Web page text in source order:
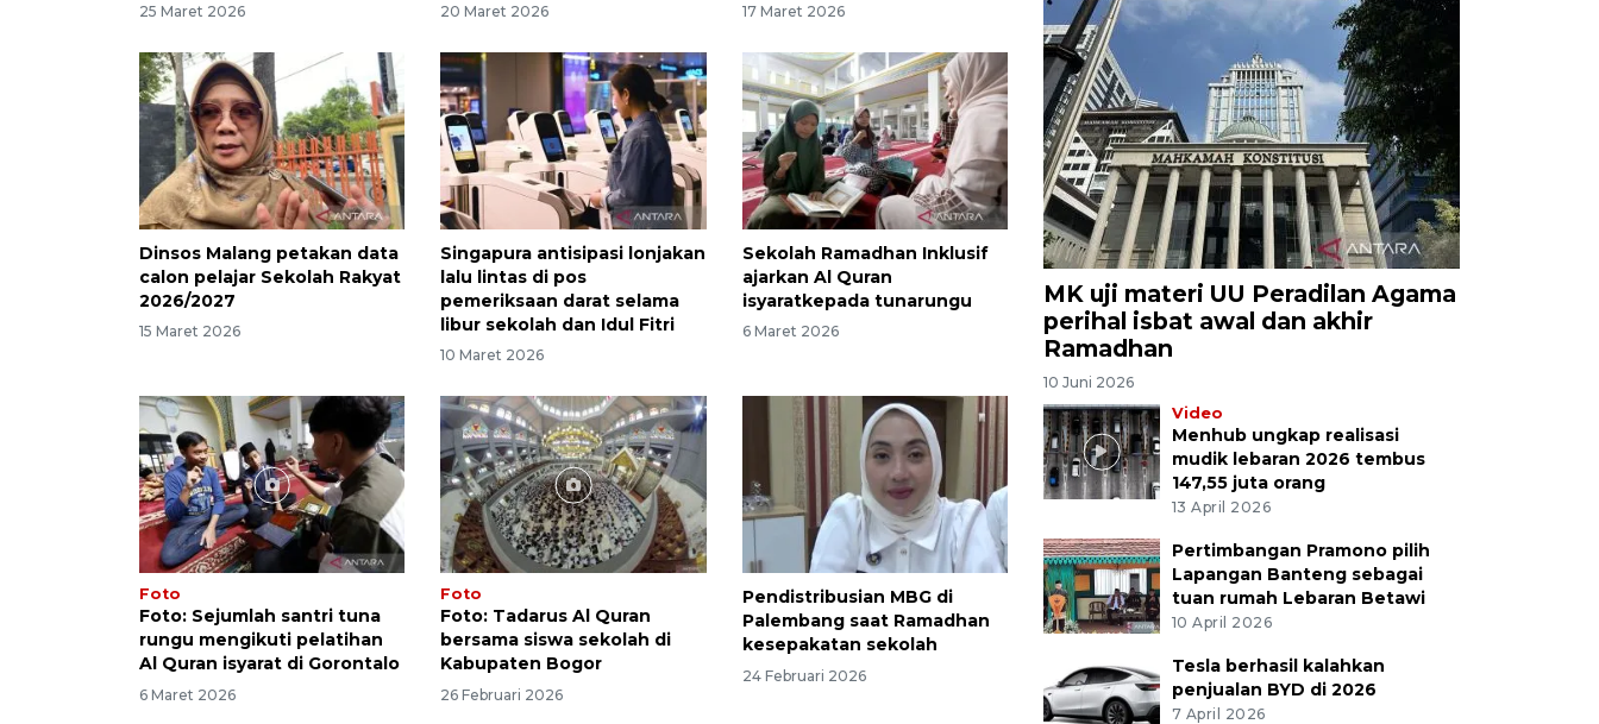
25 Maret 2026 20 Maret 2026 17 Maret 2026
Dinsos Malang petakan data
calon pelajar Sekolah Rakyat
2026/2027
15 Maret 2026
Singapura antisipasi lonjakan
lalu lintas di pos
pemeriksaan darat selama
libur sekolah dan Idul Fitri
10 Maret 2026
Sekolah Ramadhan Inklusif
ajarkan Al Quran
isyaratkepada tunarungu
6 Maret 2026
Foto
Foto: Sejumlah santri tuna
rungu mengikuti pelatihan
Al Quran isyarat di Gorontalo
6 Maret 2026
Foto
Foto: Tadarus Al Quran
bersama siswa sekolah di
Kabupaten Bogor
26 Februari 2026
Pendistribusian MBG di
Palembang saat Ramadhan
kesepakatan sekolah
24 Februari 2026
MK uji materi UU Peradilan Agama
perihal isbat awal dan akhir
Ramadhan
10 Juni 2026
Video
Menhub ungkap realisasi
mudik lebaran 2026 tembus
147,55 juta orang
13 April 2026
Pertimbangan Pramono pilih
Lapangan Banteng sebagai
tuan rumah Lebaran Betawi
10 April 2026
Tesla berhasil kalahkan
penjualan BYD di 2026
7 April 2026